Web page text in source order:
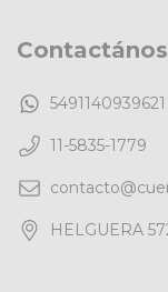
Contactános
5491140939621
11-5835-1779
HELGUERA